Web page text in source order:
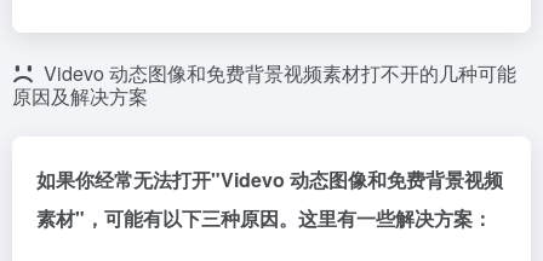
Videvo 动态图像和免费背景视频素材打不开的几种可能
原因及解决方案
如果你经常无法打开"Videvo 动态图像和免费背景视频
素材"，可能有以下三种原因。这里有一些解决方案：